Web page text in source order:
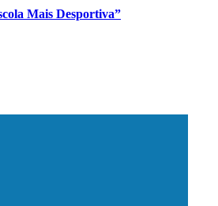
Mais Desportiva”